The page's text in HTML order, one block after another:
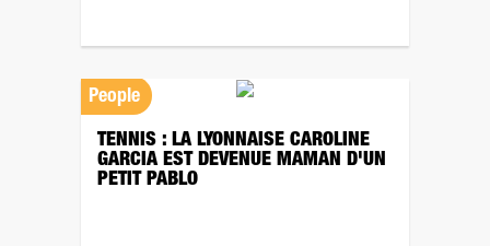
People
TENNIS : LA LYONNAISE CAROLINE
GARCIA EST DEVENUE MAMAN D'UN
PETIT PABLO